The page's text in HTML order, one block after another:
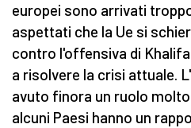
europei sono arrivati
aspettati che la Ue si
contro l'offensiva di
a risolvere la crisi attuale.
avuto finora un ruolo
alcuni Paesi hanno un